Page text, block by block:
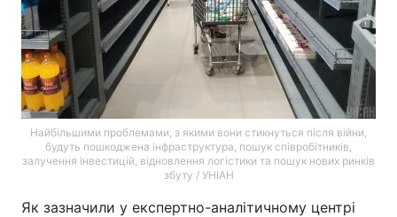
Найбільшими проблемами, з якими вони стикнуться після війни,
будуть пошкоджена інфраструктура, пошук співробітників,
залучення інвестицій, відновлення логістики та пошук нових ринків
збуту / УНІАН
Як зазначили у експертно-аналітичному центрі